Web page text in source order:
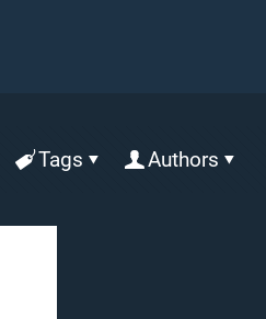
Tags Authors